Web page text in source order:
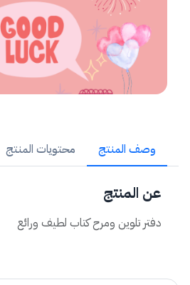
وصف المنتج محتويات المنتج
عن المنتج
دفتر تلوين ومرح كتاب لطيف ورائع